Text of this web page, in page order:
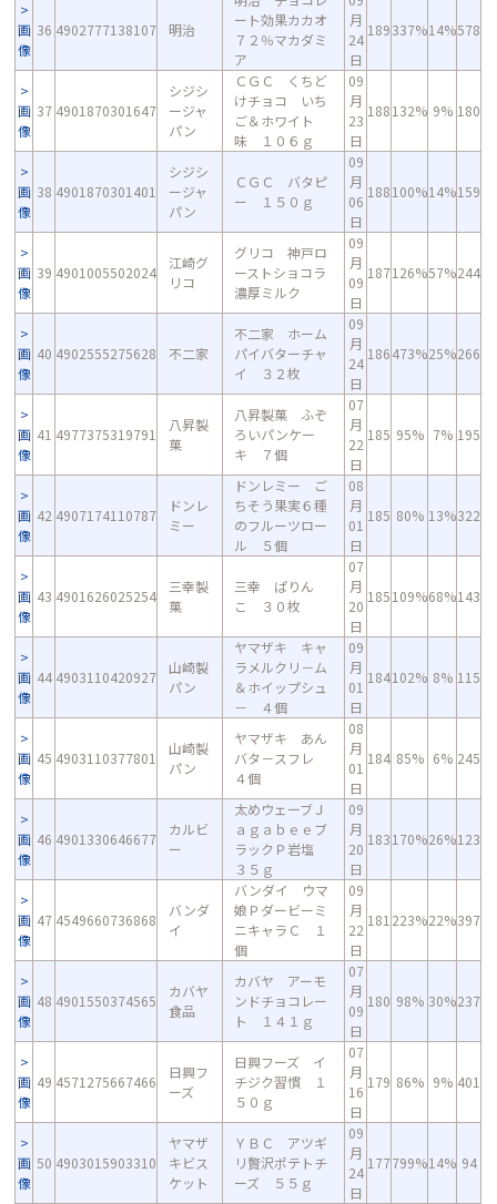
画
像
36 4902777138107 明治
ート効果カカオ
７２％マカダミ
ア
月
24
日
189337%14%578
画
像
37 4901870301647
シジシ
ージャ
パン
ＣＧＣ くちど
けチョコ いち
ご＆ホワイト
味 １０６ｇ
09
月
23
日
188132% 9% 180
画
像
38 4901870301401
シジシ
ージャ
パン
ＣＧＣ バタピ
ー １５０ｇ
09
月
06
日
188100%14%159
画
像
39 4901005502024
江崎グ
リコ
グリコ 神戸ロ
ーストショコラ
濃厚ミルク
09
月
09
日
187126%57%244
画
像
40 4902555275628 不二家
不二家 ホーム
パイバターチャ
イ ３２枚
09
月
24
日
186473%25%266
画
像
41 4977375319791
八昇製
菓
八昇製菓 ふぞ
ろいパンケー
キ ７個
07
月
22
日
185 95% 7% 195
画
像
42 4907174110787
ドンレ
ミー
ドンレミー ご
ちそう果実６種
のフルーツロー
ル ５個
08
月
01
日
185 80% 13%322
画
像
43 4901626025254
三幸製
菓
三幸 ぱりん
こ ３０枚
07
月
20
日
185109%68%143
画
像
44 4903110420927
山崎製
パン
ヤマザキ キャ
ラメルクリ－ム
＆ホイップシュ
－ ４個
09
月
01
日
184102% 8% 115
画
像
45 4903110377801
山崎製
パン
ヤマザキ あん
バタ－スフレ
４個
08
月
01
日
184 85% 6% 245
画
像
46 4901330646677
カルビ
ー
太めウェーブＪ
ａｇａｂｅｅブ
ラックＰ岩塩
３５ｇ
09
月
20
日
183170%26%123
画
像
47 4549660736868
バンダ
イ
バンダイ ウマ
娘Ｐダービーミ
ニキャラＣ １
個
09
月
22
日
181 223%22%397
画
像
48 4901550374565
カバヤ
食品
カバヤ アーモ
ンドチョコレー
ト １４１ｇ
07
月
09
日
180 98% 30%237
画
像
49 4571275667466
日興フ
ーズ
日興フーズ イ
チジク習慣 １
５０ｇ
07
月
16
日
179 86% 9% 401
画
像
50 4903015903310
ヤマザ
キビス
ケット
ＹＢＣ アツギ
リ贅沢ポテトチ
ーズ ５５ｇ
09
月
24
日
177799%14% 94